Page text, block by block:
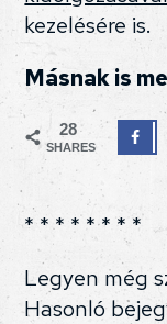
kezelésére is.
Másnak is
28
SHARES
* * * * * * * *
Legyen még
Hasonló